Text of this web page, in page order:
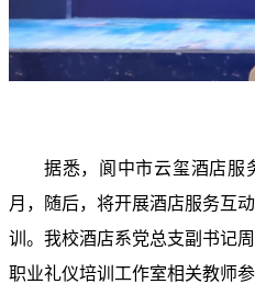
据悉，阆中市云玺酒店服
月，随后，将开展酒店服务互
训。我校酒店系党总支副书记
职业礼仪培训工作室相关教师参